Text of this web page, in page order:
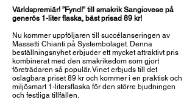
Världspremiär! ”Fynd!” till smakrik Sangiovese på
generös 1-liter flaska, bäst prisad 89 kr!
Nu kommer uppföljaren till succélanseringen av
Massetti Chianti på Systembolaget. Denna
beställningsnyhet erbjuder ett mycket attraktivt pris
kombinerat med den smakrikedom som gjort
företrädaren så populär. Vinet erbjuds till det
oslagbara priset 89 kr och kommer i en praktisk och
miljösmart 1-litersflaska för den större bjudningen
och festliga tillfällen.